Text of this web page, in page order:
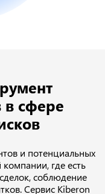
в сфере
и потенциальных
где есть
соблюдение
Сервис Kiberon